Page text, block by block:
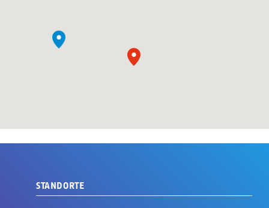
STANDORTE